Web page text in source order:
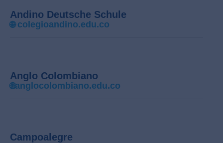
Andino Deutsche Schule
🌐colegioandino.edu.co
Anglo Colombiano
🌐anglocolombiano.edu.co
Campoalegre